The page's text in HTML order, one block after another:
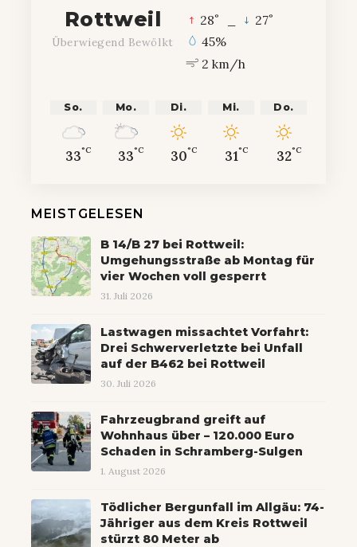
Rottweil
Überwiegend Bewölkt
28° 27°
45%
2 km/h
So.
33°C
Mo.
33°C
Di.
30°C
Mi.
31°C
Do.
32°C
MEISTGELESEN
B 14/B 27 bei Rottweil:
Umgehungsstraße ab Montag für
vier Wochen voll gesperrt
31. Juli 2026
Lastwagen missachtet Vorfahrt:
Drei Schwerverletzte bei Unfall
auf der B462 bei Rottweil
30. Juli 2026
Fahrzeugbrand greift auf
Wohnhaus über – 120.000 Euro
Schaden in Schramberg-Sulgen
1. August 2026
Tödlicher Bergunfall im Allgäu: 74-
Jähriger aus dem Kreis Rottweil
stürzt 80 Meter ab